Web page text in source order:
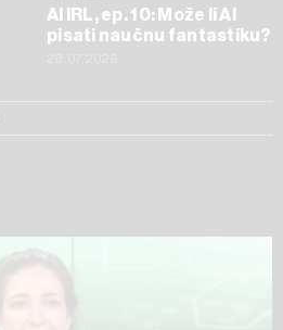
AI IRL, ep. 10: Može li AI
pisati naučnu fantastiku?